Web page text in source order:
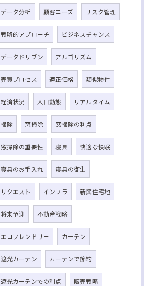
データ分析 顧客ニーズ リスク管理
戦略的アプローチ ビジネスチャンス
データドリブン アルゴリズム
売買プロセス 適正価格 類似物件
経済状況 人口動態 リアルタイム
掃除 窓掃除 窓掃除の利点
窓掃除の重要性 寝具 快適な快眠
寝具のお手入れ 寝具の衛生
リクエスト インフラ 新興住宅地
将来予測 不動産戦略
エコフレンドリー カーテン
遮光カーテン カーテンで節約
遮光カーテンでの利点 販売戦略